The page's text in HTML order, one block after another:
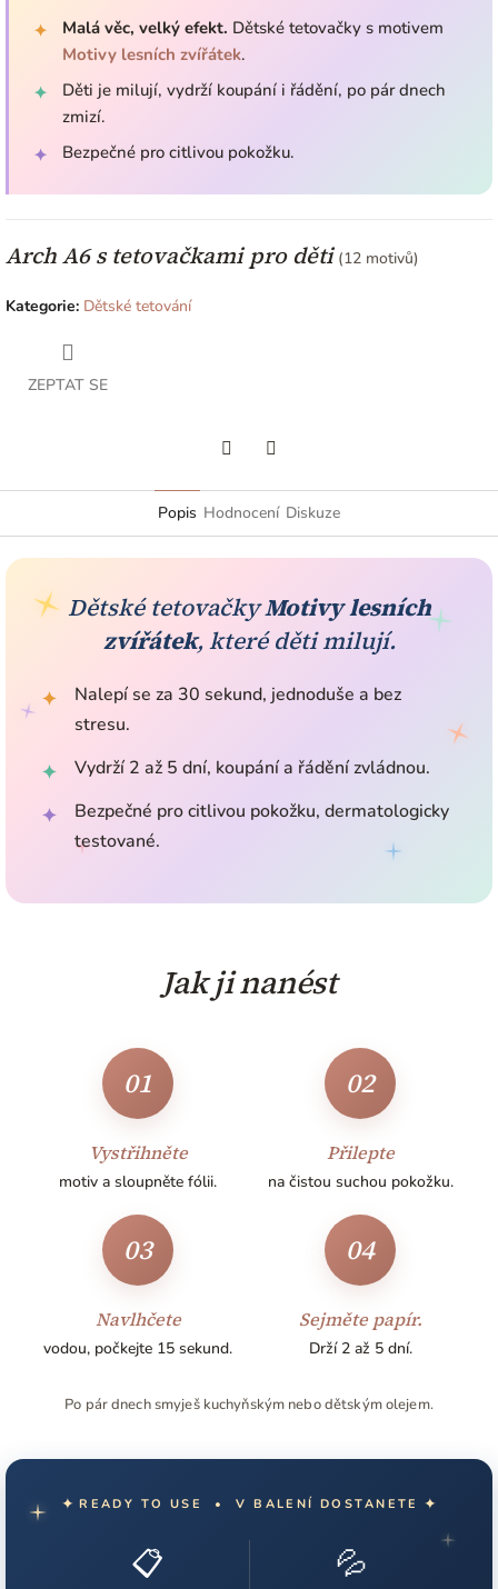
✦ Malá věc, velký efekt. Dětské tetovačky s motivem
Motivy lesních zvířátek.
✦
Děti je milují, vydrží koupání i řádění, po pár dnech
zmizí.
✦
Bezpečné pro citlivou pokožku.
Arch A6 s tetovačkami pro děti (12 motivů)
Kategorie: Dětské tetování
ZEPTAT SE
Popis Hodnocení Diskuze
Dětské tetovačkyMotivy lesních
zvířátek, které děti milují.
✦
Nalepí se za 30 sekund, jednoduše a bez
stresu.
✦ Vydrží 2 až 5 dní, koupání a řádění zvládnou.
✦
Bezpečné pro citlivou pokožku, dermatologicky
testované.
Jak ji nanést
01
Vystřihněte
motiv a sloupněte fólii.
02
Přilepte
na čistou suchou pokožku.
03
Navlhčete
vodou, počkejte 15 sekund.
04
Sejměte papír.
Drží 2 až 5 dní.
Po pár dnech smyješ kuchyňským nebo dětským olejem.
✦ READY TO USE • V BALENÍ DOSTANETE ✦
📋 💦